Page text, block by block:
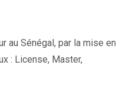
au Sénégal, par la mise en
: License, Master,